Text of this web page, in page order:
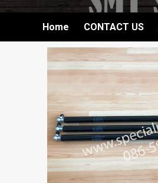
Home CONTACT US